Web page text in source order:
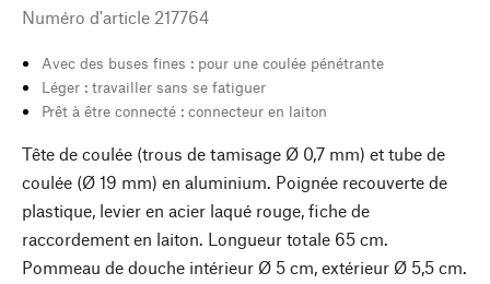
Numéro d'article 217764
Avec des buses fines : pour une coulée pénétrante
Léger : travailler sans se fatiguer
Prêt à être connecté : connecteur en laiton
Tête de coulée (trous de tamisage Ø 0,7 mm) et tube de
coulée (Ø 19 mm) en aluminium. Poignée recouverte de
plastique, levier en acier laqué rouge, fiche de
raccordement en laiton. Longueur totale 65 cm.
Pommeau de douche intérieur Ø 5 cm, extérieur Ø 5,5 cm.